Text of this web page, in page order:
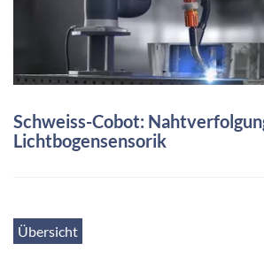
Schweiss-Cobot:
Lichtbogensensorik
Übersicht